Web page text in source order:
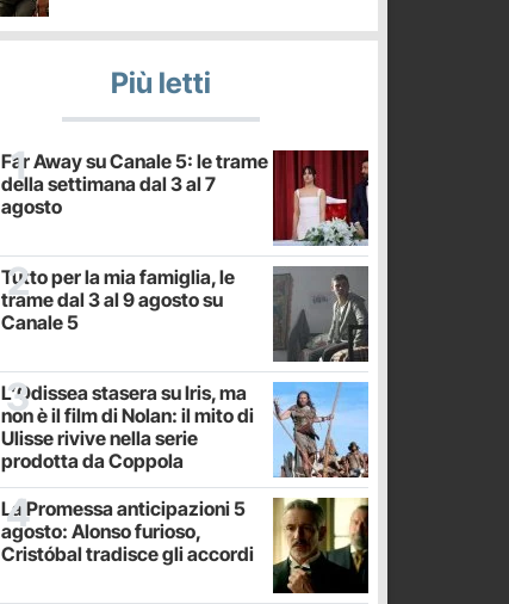
Più letti
Far Away su Canale 5: le trame
della settimana dal 3 al 7
agosto
Tutto per la mia famiglia, le
trame dal 3 al 9 agosto su
Canale 5
L’Odissea stasera su Iris, ma
non è il film di Nolan: il mito di
Ulisse rivive nella serie
prodotta da Coppola
La Promessa anticipazioni 5
agosto: Alonso furioso,
Cristóbal tradisce gli accordi